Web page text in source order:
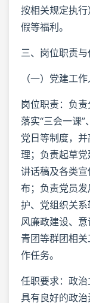
按相关规定执
假等福利。
三、岗位职责
（一）党建工
岗位职责：负
落实“三会一课
党日等制度，
理；负责起草
讲话稿及各类
布；负责党员
护、党组织关
风廉政建设、
青团等群团相
作任务。
任职要求：政治
具有良好的政